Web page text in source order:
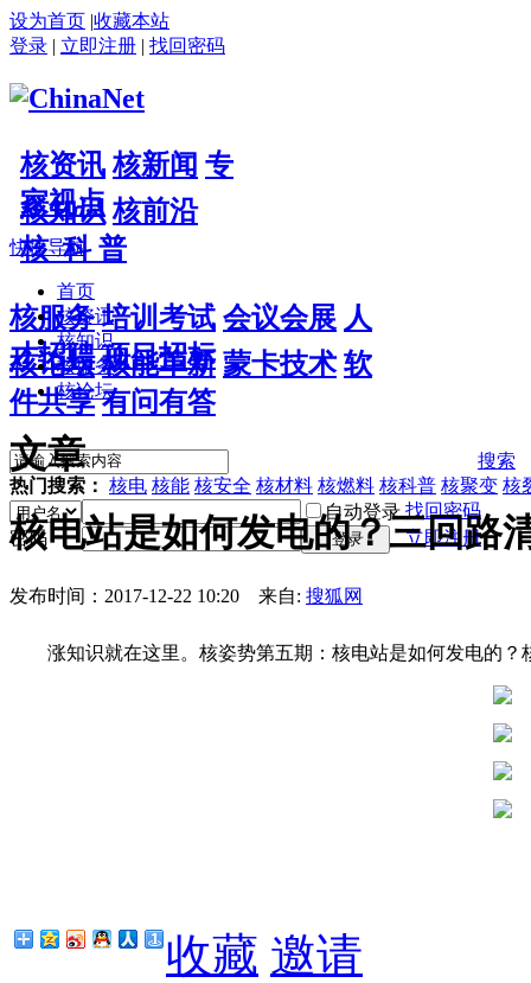
设为首页 |收藏本站
登录 | 立即注册 | 找回密码
核资讯 核新闻 专
家视点
核知识 核前沿
核 科 普
核服务 培训考试 会议会展 人
才招聘 项目招标
核论坛 核能革新 蒙卡技术 软
件共享 有问有答
搜索
热门搜索： 核电 核能 核安全 核材料 核燃料 核科普 核聚变 核
自动登录 找回密码
密码
登录 立即注册
快捷导航
首页
核资讯
核知识
核服务
核论坛
文章
核电站是如何发电的？三回路
发布时间：2017-12-22 10:20 来自: 搜狐网
涨知识就在这里。核姿势第五期：核电站是如何发电的
收藏 邀请